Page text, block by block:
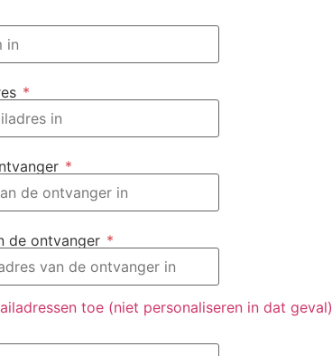
*
*
de ontvanger *
toe (niet personaliseren in dat geval)